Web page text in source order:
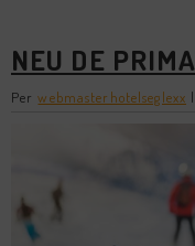
NEU DE
Perwebmasterhotelseglexx